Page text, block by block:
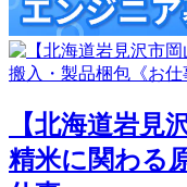
【北海道岩見
精米に関わる